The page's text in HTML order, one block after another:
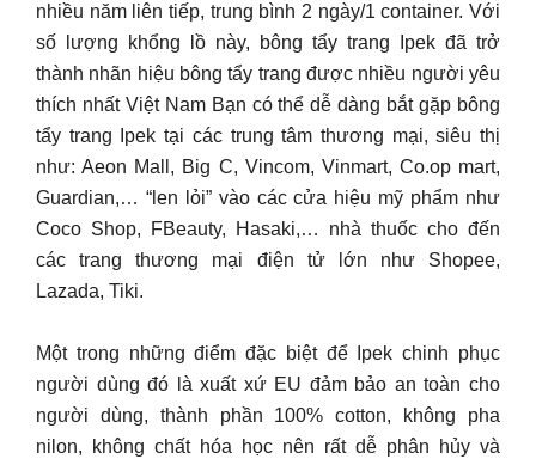
nhiều năm liên tiếp, trung bình 2 ngày/1 container. Với
số lượng khổng lồ này, bông tẩy trang Ipek đã trở
thành nhãn hiệu bông tẩy trang được nhiều người yêu
thích nhất Việt Nam Bạn có thể dễ dàng bắt gặp bông
tẩy trang Ipek tại các trung tâm thương mại, siêu thị
như: Aeon Mall, Big C, Vincom, Vinmart, Co.op mart,
Guardian,… “len lỏi” vào các cửa hiệu mỹ phẩm như
Coco Shop, FBeauty, Hasaki,… nhà thuốc cho đến
các trang thương mại điện tử lớn như Shopee,
Lazada, Tiki.
Một trong những điểm đặc biệt để Ipek chinh phục
người dùng đó là xuất xứ EU đảm bảo an toàn cho
người dùng, thành phần 100% cotton, không pha
nilon, không chất hóa học nên rất dễ phân hủy và